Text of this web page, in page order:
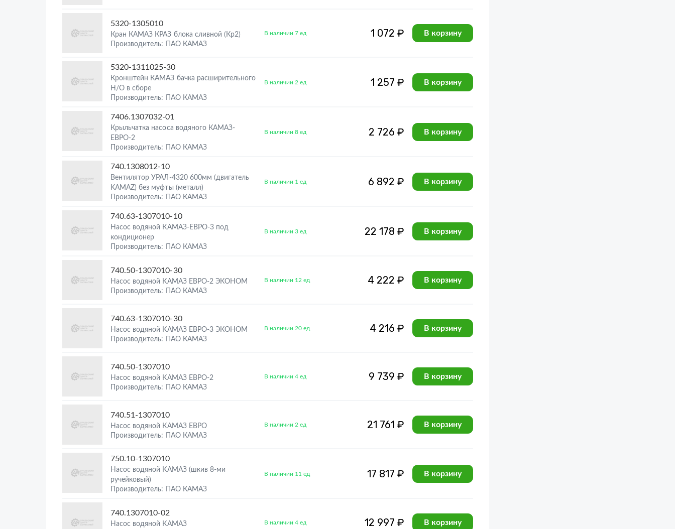
5320-1305010
Кран КАМАЗ КРАЗ блока сливной (Кр2)
Производитель: ПАО КАМАЗ
В наличии 7 ед 1 072 ₽ В корзину
5320-1311025-30
Кронштейн КАМАЗ бачка расширительного
Н/О в сборе
Производитель: ПАО КАМАЗ
В наличии 2 ед 1 257 ₽ В корзину
7406.1307032-01
Крыльчатка насоса водяного КАМАЗ-
ЕВРО-2
Производитель: ПАО КАМАЗ
В наличии 8 ед 2 726 ₽ В корзину
740.1308012-10
Вентилятор УРАЛ-4320 600мм (двигатель
KAMAZ) без муфты (металл)
Производитель: ПАО КАМАЗ
В наличии 1 ед 6 892 ₽ В корзину
740.63-1307010-10
Насос водяной КАМАЗ-ЕВРО-3 под
кондиционер
Производитель: ПАО КАМАЗ
В наличии 3 ед 22 178 ₽ В корзину
740.50-1307010-30
Насос водяной КАМАЗ ЕВРО-2 ЭКОНОМ
Производитель: ПАО КАМАЗ
В наличии 12 ед 4 222 ₽ В корзину
740.63-1307010-30
Насос водяной КАМАЗ ЕВРО-3 ЭКОНОМ
Производитель: ПАО КАМАЗ
В наличии 20 ед 4 216 ₽ В корзину
740.50-1307010
Насос водяной КАМАЗ ЕВРО-2
Производитель: ПАО КАМАЗ
В наличии 4 ед 9 739 ₽ В корзину
740.51-1307010
Насос водяной КАМАЗ ЕВРО
Производитель: ПАО КАМАЗ
В наличии 2 ед 21 761 ₽ В корзину
750.10-1307010
Насос водяной КАМАЗ (шкив 8-ми
ручейковый)
Производитель: ПАО КАМАЗ
В наличии 11 ед 17 817 ₽ В корзину
740.1307010-02
Насос водяной КАМАЗ
В наличии 4 ед 12 997 ₽ В корзину